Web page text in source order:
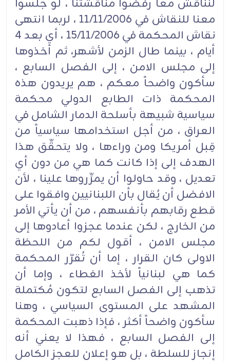
لنناقش معاً رفضوا مناقشتنا ، لو جلسوا
معنا للنقاش في 11/11/2006 ، لربما انتهى
نقاش المحكمة في 15/11/2006 ، أي بعد 4
أيام ، بينما طال الزمن لأشهر، ثم أخذوها
إلى مجلس الامن ، إلى الفصل السابع ،
سأكون واضحاً معكم ، هم يريدون هذه
المحكمة ذات الطابع الدولي محكمة
سياسية شبيهة بأسلحة الدمار الشامل في
العراق ، من أجل استخدامها سياسياً من
قِبل أمريكا ومن وراءها ، ولا يتحقِّق هذا
الهدف إلى إذا كانت كما هي من دون أي
تعديل ، وقد حاولوا أن يمرِّروها علينا ، لأن
الافضل أن يُقال بأن اللبنانيين وافقوا على
قطع رقابهم بأنفسهم ، من أن يأتي الأمر
من الخارج ، لكن عندما عجزوا أعادوها إلى
مجلس الامن ، أقول لكم من اللحظة
الاولى كان القرار ، إما أن تُقرّر المحكمة
كما هي لبنانياً لأخذ الغطاء ، وإما أن
تذهب إلى الفصل السابع لتكون مُكتملة
المشهد على المستوى السياسي ، وهنا
سأكون واضحاً أكثر ، فإذا ذهبت المحكمة
إلى الفصل السابع ، فهذا لا يعني أنه
إنجاز للسلطة ، بل هو إعلان للعجز الكامل